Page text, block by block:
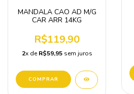
MANDALA CAO AD M/G
CAR ARR 14KG
R$119,90
2x deR$59,95sem juros